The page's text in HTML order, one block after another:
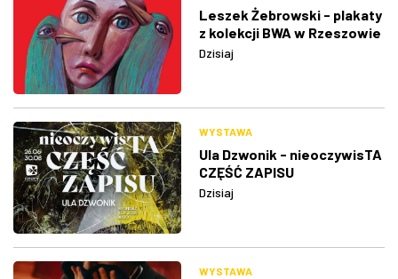
Leszek Żebrowski - plakaty
z kolekcji BWA w Rzeszowie
Dzisiaj
WYSTAWA
Ula Dzwonik - nieoczywisTA
CZĘŚĆ ZAPISU
Dzisiaj
WYSTAWA